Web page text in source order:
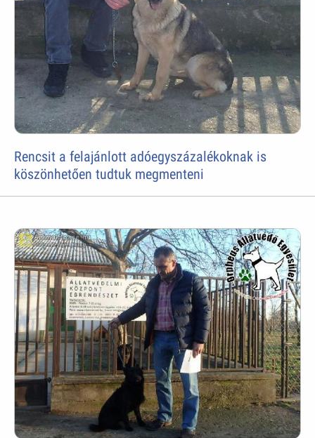
Rencsit a felajánlott adóegyszázalékoknak is
köszönhetően tudtuk megmenteni